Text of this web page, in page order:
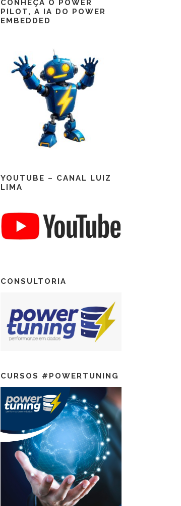
Possible missing or
CONHEÇA O POWER
PILOT, A IA DO POWER
EMBEDDED
YOUTUBE – CANAL LUIZ
LIMA
CONSULTORIA
CURSOS #POWERTUNING